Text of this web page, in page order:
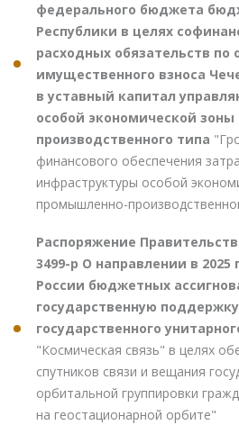
федерального бюджета
Республики в целях
расходных обязательств
имущественного взноса
в уставный капитал
особой экономической
производственного типа
финансового обеспечения
инфраструктуры особой
промышленно-
Распоряжение
3499-р О направлении в
России бюджетных
государственную
государственного
"Космическая связь" в целях
спутников связи и вещания
орбитальной группировки
на геостационарной орбите"